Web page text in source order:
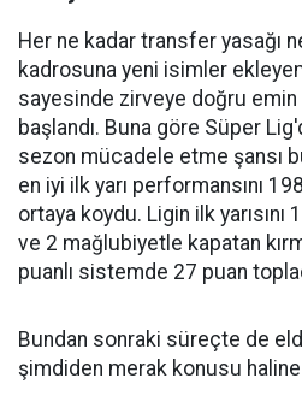
Her ne kadar transfer yasağı
kadrosuna yeni isimler
sayesinde zirveye doğru emin
başlandı. Buna göre Süper
sezon mücadele etme şansı
en iyi ilk yarı performansını
ortaya koydu. Ligin ilk
ve 2 mağlubiyetle kapatan
puanlı sistemde 27 puan
Bundan sonraki süreçte de
şimdiden merak konusu